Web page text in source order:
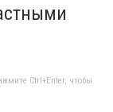
Ctrl+Enter, чтобы